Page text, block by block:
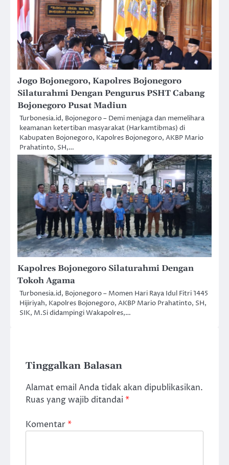
Jogo Bojonegoro, Kapolres Bojonegoro
Silaturahmi Dengan Pengurus PSHT Cabang
Bojonegoro Pusat Madiun
Turbonesia.id, Bojonegoro – Demi menjaga dan memelihara
keamanan ketertiban masyarakat (Harkamtibmas) di
Kabupaten Bojonegoro, Kapolres Bojonegoro, AKBP Mario
Prahatinto, SH,…
Kapolres Bojonegoro Silaturahmi Dengan
Tokoh Agama
Turbonesia.id, Bojonegoro – Momen Hari Raya Idul Fitri 1445
Hijiriyah, Kapolres Bojonegoro, AKBP Mario Prahatinto, SH,
SIK, M.Si didampingi Wakapolres,…
Tinggalkan Balasan
Alamat email Anda tidak akan dipublikasikan.
Ruas yang wajib ditandai *
Komentar*